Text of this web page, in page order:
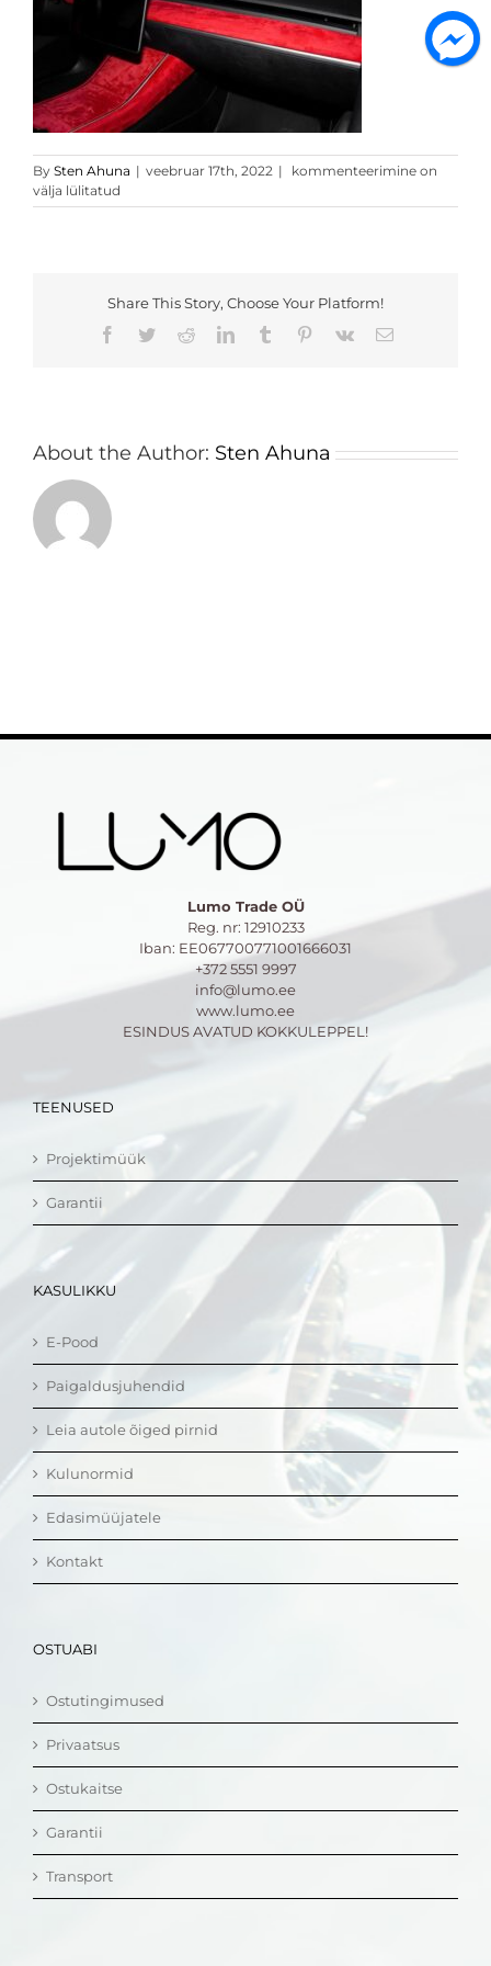
By Sten Ahuna | veebruar 17th, 2022 |
punane
kleebis
kommenteerimine on
välja lülitatud
Share This Story, Choose Your Platform!
Facebook
TwitterRedditLinkedInTumblr Pinterest
Vk Email
About the Author: Sten Ahuna
Lumo Trade OÜ
Reg. nr: 12910233
Iban: EE067700771001666031
+372 5551 9997
info@lumo.ee
www.lumo.ee
ESINDUS AVATUD KOKKULEPPEL!
TEENUSED
Projektimüük
Garantii
KASULIKKU
E-Pood
Paigaldusjuhendid
Leia autole õiged pirnid
Kulunormid
Edasimüüjatele
Kontakt
OSTUABI
Ostutingimused
Privaatsus
Ostukaitse
Garantii
Transport